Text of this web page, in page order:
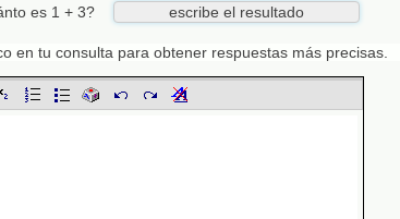
es 1 + 3?
en tu consulta para obtener respuestas más precisas.